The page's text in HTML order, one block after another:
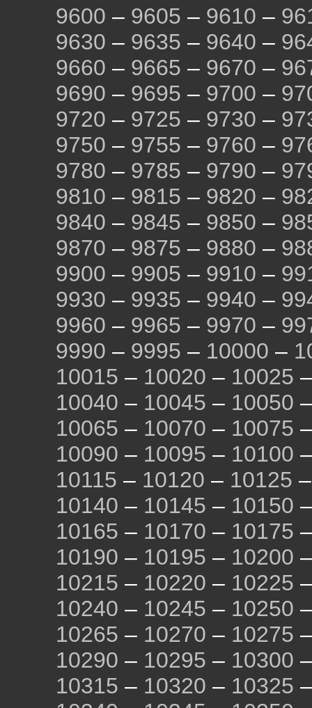
9600 – 9605 – 9610 –
9630 – 9635 – 9640 –
9660 – 9665 – 9670 –
9690 – 9695 – 9700 –
9720 – 9725 – 9730 –
9750 – 9755 – 9760 –
9780 – 9785 – 9790 –
9810 – 9815 – 9820 –
9840 – 9845 – 9850 –
9870 – 9875 – 9880 –
9900 – 9905 – 9910 –
9930 – 9935 – 9940 –
9960 – 9965 – 9970 –
9990 – 9995 – 10000 –
10015 – 10020 – 10025
10040 – 10045 – 10050
10065 – 10070 – 10075
10090 – 10095 – 10100
10115 – 10120 – 10125
10140 – 10145 – 10150
10165 – 10170 – 10175
10190 – 10195 – 10200
10215 – 10220 – 10225
10240 – 10245 – 10250
10265 – 10270 – 10275
10290 – 10295 – 10300
10315 – 10320 – 10325